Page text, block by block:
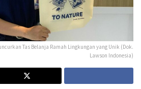
Tas Belanja Ramah Lingkungan yang Unik (Dok.
Lawson Indonesia)